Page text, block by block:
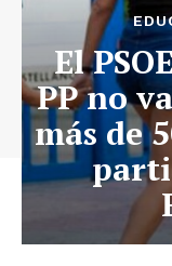
El
PP no
más de